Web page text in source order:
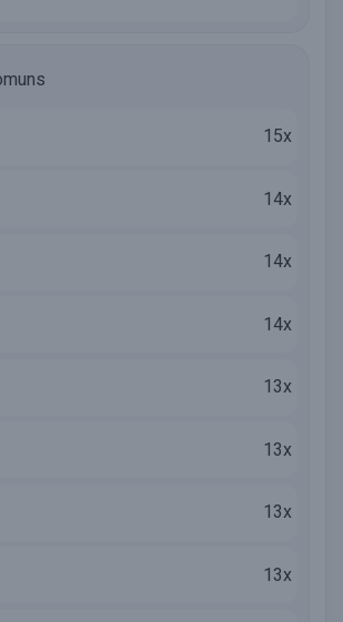
15x
14x
14x
14x
13x
13x
13x
13x